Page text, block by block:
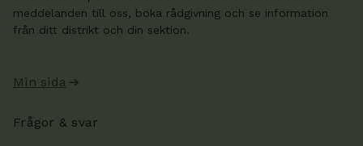
meddelanden till oss, boka rådgivning och se information
från ditt distrikt och din sektion.
Min sida
Frågor & svar